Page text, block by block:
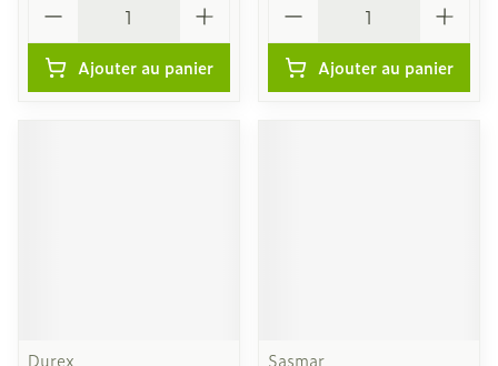
Ajouter au panier Ajouter au panier
Durex Sasmar